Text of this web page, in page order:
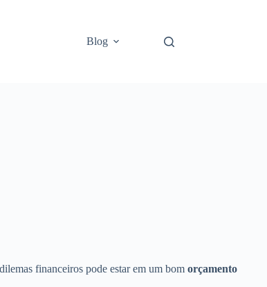
Blog
financeiros pode estar em um bom orçamento